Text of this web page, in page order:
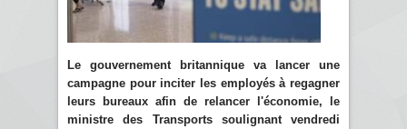
Le gouvernement britannique va lancer une
campagne pour inciter les employés à regagner
leurs bureaux afin de relancer l'économie, le
ministre des Transports soulignant vendredi